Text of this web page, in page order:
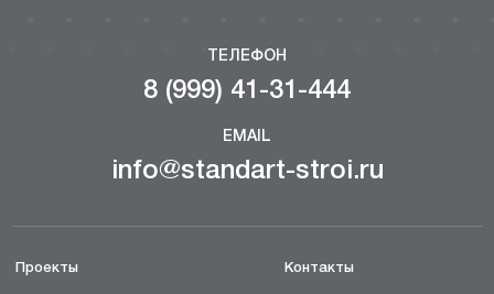
ТЕЛЕФОН
8 (999) 41-31-444
EMAIL
info@standart-stroi.ru
Проекты Контакты